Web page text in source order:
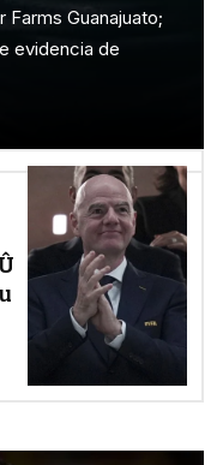
Guanajuato;
evidencia de